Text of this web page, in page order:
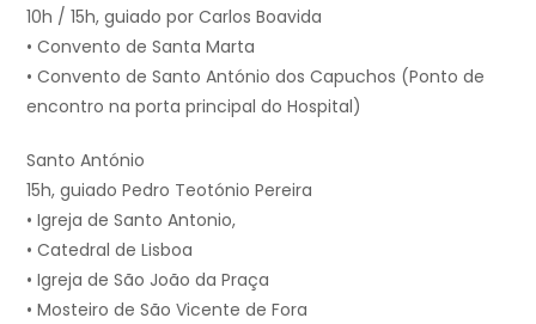
10h / 15h, guiado por Carlos Boavida
• Convento de Santa Marta
• Convento de Santo António dos Capuchos (Ponto de
encontro na porta principal do Hospital)
Santo António
15h, guiado Pedro Teotónio Pereira
• Igreja de Santo Antonio,
• Catedral de Lisboa
• Igreja de São João da Praça
• Mosteiro de São Vicente de Fora